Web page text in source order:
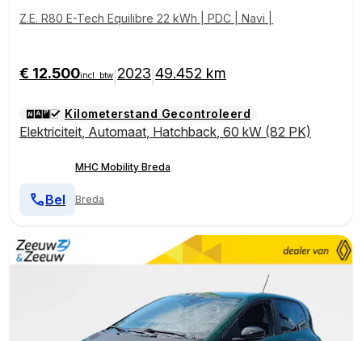
Z.E. R80 E-Tech Equilibre 22 kWh | PDC | Navi |
€ 12.500incl. btw 2023 49.452 km
Kilometerstand Gecontroleerd
Elektriciteit, Automaat, Hatchback, 60 kW (82 PK)
MHC Mobility Breda
Breda
Bel